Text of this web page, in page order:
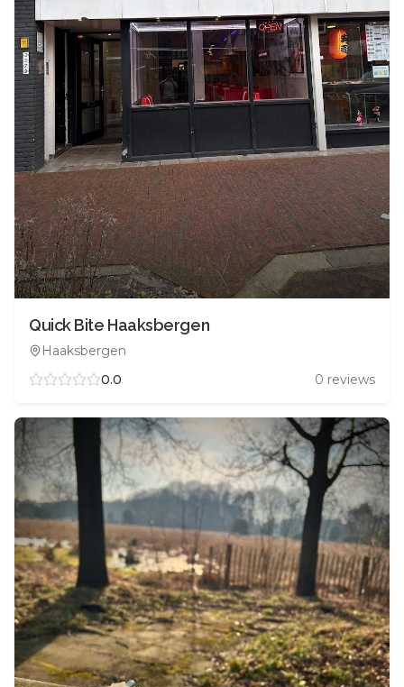
Quick Bite Haaksbergen
Haaksbergen
0.0
0 reviews